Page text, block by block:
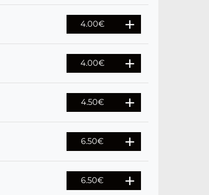
4.00€
4.00€
4.50€
6.50€
6.50€